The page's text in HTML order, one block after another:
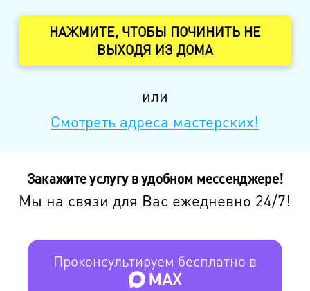
НАЖМИТЕ, ЧТОБЫ ПОЧИНИТЬ НЕ
ВЫХОДЯ ИЗ ДОМА
или
Смотреть адреса мастерских!
Закажите услугу в удобном мессенджере!
Мы на связи для Вас ежедневно 24/7!
Проконсультируем бесплатно в
MAX